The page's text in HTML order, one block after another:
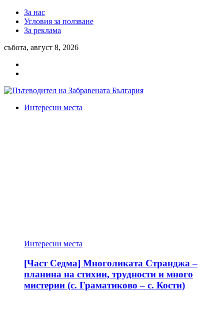
За нас
Условия за ползване
За реклама
събота, август 8, 2026
Интересни места
Интересни места
[Част Седма] Многоликата Странджа –
планина на стихии, трудности и много
мистерии (с. Граматиково – с. Кости)